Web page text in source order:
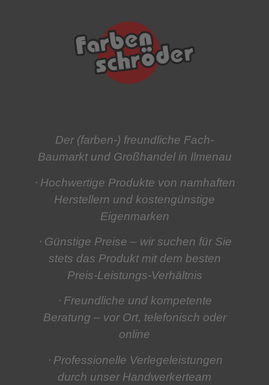
Der (farben-) freundliche Fach-
Baumarkt und Großhandel in Ilmenau
⋅ Hochwertige Produkte von namhaften
Herstellern und kostengünstige
Eigenmarken
⋅ Günstige Preise – wir suchen für Sie
stets das Produkt mit dem besten
Preis-Leistungs-Verhältnis
⋅ Freundliche und kompetente
Beratung – vor Ort, telefonisch oder
online
⋅ Professionelle Verlegeleistungen
durch unser Handwerkerteam